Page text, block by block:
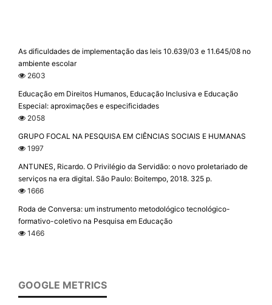
As dificuldades de implementação das leis 10.639/03 e 11.645/08 no
ambiente escolar
2603
Educação em Direitos Humanos, Educação Inclusiva e Educação
Especial: aproximações e especificidades
2058
GRUPO FOCAL NA PESQUISA EM CIÊNCIAS SOCIAIS E HUMANAS
1997
ANTUNES, Ricardo. O Privilégio da Servidão: o novo proletariado de
serviços na era digital. São Paulo: Boitempo, 2018. 325 p.
1666
Roda de Conversa: um instrumento metodológico tecnológico-
formativo-coletivo na Pesquisa em Educação
1466
GOOGLE METRICS